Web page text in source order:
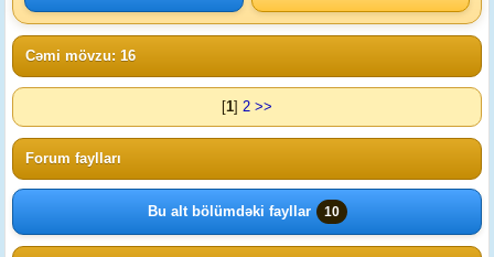
Cəmi mövzu: 16
[1] 2 >>
Forum faylları
Bu alt bölümdəki fayllar 10